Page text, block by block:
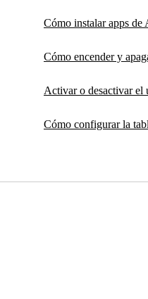
Cómo instalar apps de
Cómo encender y
Activar o desactivar el
Cómo configurar la